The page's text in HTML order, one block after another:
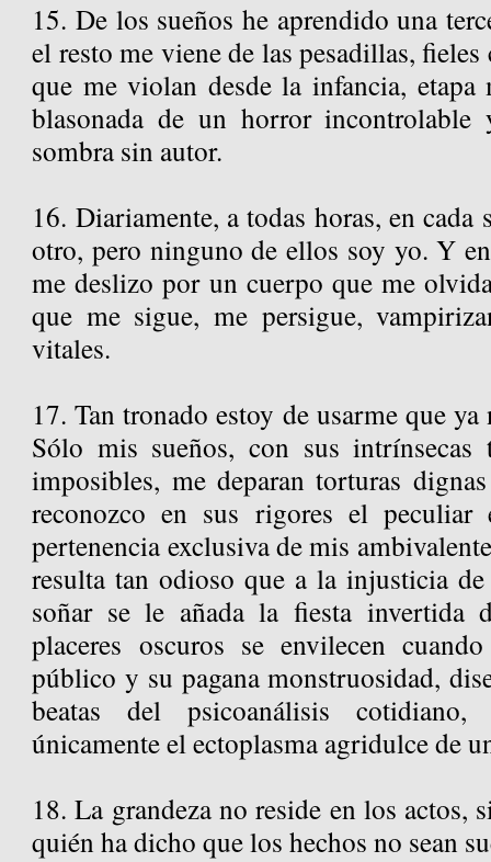
15. De los sueños he aprendido una
el resto me viene de las pesadillas,
que me violan desde la infancia, etapa
blasonada de un horror incontrolable
sombra sin autor.
16. Diariamente, a todas horas, en
otro, pero ninguno de ellos soy yo. Y
me deslizo por un cuerpo que me
que me sigue, me persigue,
vitales.
17. Tan tronado estoy de usarme que
Sólo mis sueños, con sus intrínsecas
imposibles, me deparan torturas
reconozco en sus rigores el
pertenencia exclusiva de mis
resulta tan odioso que a la injusticia
soñar se le añada la fiesta invertida
placeres oscuros se envilecen
público y su pagana monstruosidad,
beatas del psicoanálisis
únicamente el ectoplasma agridulce de
18. La grandeza no reside en los actos,
quién ha dicho que los hechos no sean